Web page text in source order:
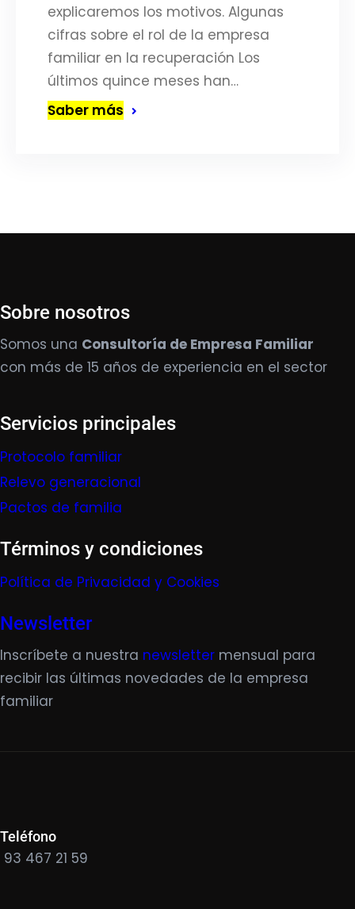
explicaremos los motivos. Algunas
cifras sobre el rol de la empresa
familiar en la recuperación Los
últimos quince meses han…
Saber más
Sobre nosotros
Somos una Consultoría de Empresa Familiar
con más de 15 años de experiencia en el sector
Servicios principales
Protocolo familiar
Relevo generacional
Pactos de familia
Términos y condiciones
Política de Privacidad y Cookies
Newsletter
Inscríbete a nuestra newsletter mensual para
recibir las últimas novedades de la empresa
familiar
Teléfono
93 467 21 59